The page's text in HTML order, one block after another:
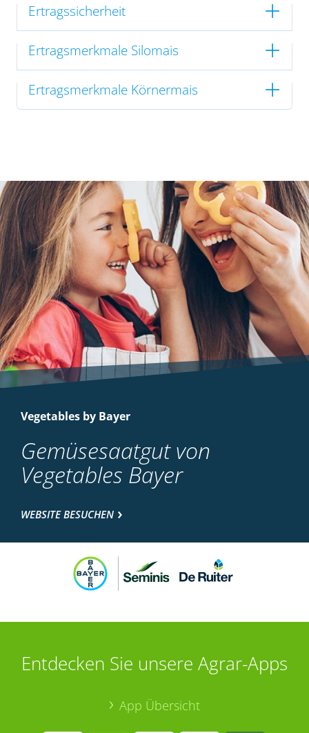
Ertragssicherheit
Ertragsmerkmale Silomais
Ertragsmerkmale Körnermais
Vegetables by Bayer
Gemüsesaatgut von
Vegetables Bayer
WEBSITE BESUCHEN
Entdecken Sie unsere Agrar-Apps
App Übersicht